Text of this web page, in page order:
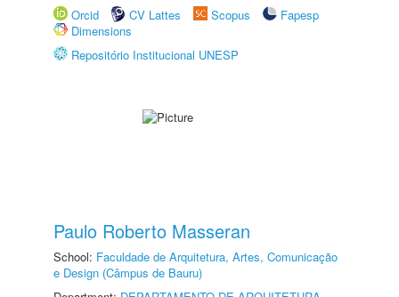
Orcid
CV Lattes Scopus
Fapesp
Dimensions
Repositório Institucional UNESP
Paulo Roberto Masseran
School: Faculdade de Arquitetura, Artes, Comunicação
e Design (Câmpus de Bauru)